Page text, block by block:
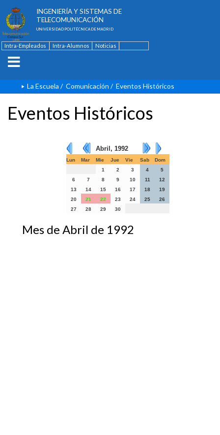
INGENIERÍA Y SISTEMAS DE
TELECOMUNICACIÓN
UNIVERSIDAD POLITÉCNICA DE MADRID
Intra-Empleados Intra-Alumnos
Noticias
La Escuela / Comunicación / Eventos Históricos
Eventos Históricos
Abril, 1992
Lun Mar Mie Jue Vie Sab
Dom
1
2 3 4
5
6
7 8 9 10 11
12
13
14 15 16 17 18
19
20
21 22 23 24 25
26
27
28 29 30
Mes de Abril de 1992